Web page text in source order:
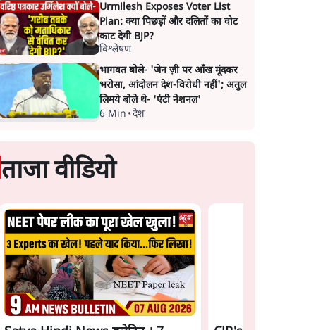
Urmilesh Exposes Voter List
Plan: क्या पिछड़ों और दलितों का वोट
काट देगी BJP?
विश्लेषण
भागवत बोले- 'जेन ज़ी पर आँख मूंदकर
भरोसा, आंदोलन देश-विरोधी नहीं'; अतुल
लिमये बोले थे- 'एंटी नेशनल'
6 Min •देश
ताजा वीडियो